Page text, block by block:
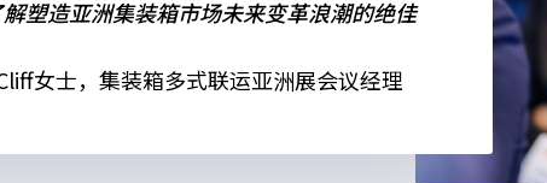
塑造亚洲集装箱市场未来变革浪潮的绝佳
女士，集装箱多式联运亚洲展会议经理